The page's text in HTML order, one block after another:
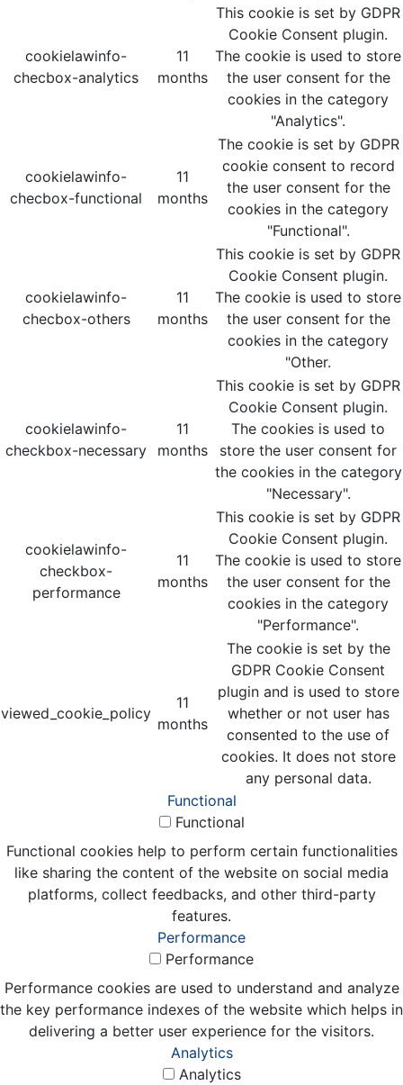
cookielawinfo-
checbox-analytics
11
months
This cookie is set by GDPR
Cookie Consent plugin.
The cookie is used to store
the user consent for the
cookies in the category
"Analytics".
cookielawinfo-
checbox-functional
11
months
The cookie is set by GDPR
cookie consent to record
the user consent for the
cookies in the category
"Functional".
cookielawinfo-
checbox-others
11
months
This cookie is set by GDPR
Cookie Consent plugin.
The cookie is used to store
the user consent for the
cookies in the category
"Other.
cookielawinfo-
checkbox-necessary
11
months
This cookie is set by GDPR
Cookie Consent plugin.
The cookies is used to
store the user consent for
the cookies in the category
"Necessary".
cookielawinfo-
checkbox-
performance
11
months
This cookie is set by GDPR
Cookie Consent plugin.
The cookie is used to store
the user consent for the
cookies in the category
"Performance".
viewed_cookie_policy
11
months
The cookie is set by the
GDPR Cookie Consent
plugin and is used to store
whether or not user has
consented to the use of
cookies. It does not store
any personal data.
Functional
Functional
Functional cookies help to perform certain functionalities
like sharing the content of the website on social media
platforms, collect feedbacks, and other third-party
features.
Performance
Performance
Performance cookies are used to understand and analyze
the key performance indexes of the website which helps in
delivering a better user experience for the visitors.
Analytics
Analytics